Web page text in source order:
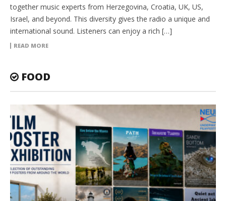
together music experts from Herzegovina, Croatia, UK, US,
Israel, and beyond. This diversity gives the radio a unique and
international sound. Listeners can enjoy a rich […]
READ MORE
FOOD